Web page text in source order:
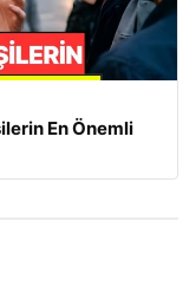
En Önemli